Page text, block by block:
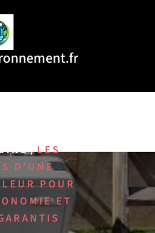
/LES
D’UNE
POUR
ET